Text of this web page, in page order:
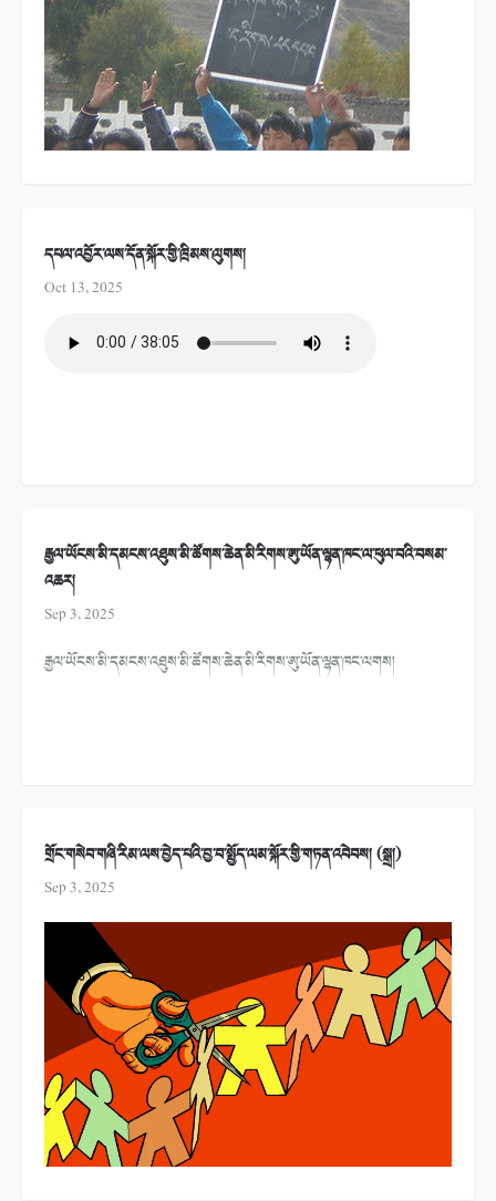
དཔལ་འབྱོར་ལས་དོན་སྐོར་གྱི་ཁྲིམས་ལུགས།
Oct 13, 2025
རྒྱལ་ཡོངས་མི་དམངས་འཐུས་མི་ཚོགས་ཆེན་མི་རིགས་ཨུ་ཡོན་ལྷན་ཁང་ལ་ཕུལ་བའི་བསམ་
འཆར།
Sep 3, 2025
རྒྱལ་ཡོངས་མི་དམངས་འཐུས་མི་ཚོགས་ཆེན་མི་རིགས་ཨུ་ཡོན་ལྷན་ཁང་ལགས།
གྲོང་གསེབ་གཞི་རིམ་ལས་བྱེད་པའི་བྱ་བ་སྤྱོད་ལམ་སྐོར་གྱི་གཏན་འབེབས། (སྒྲ།)
Sep 3, 2025